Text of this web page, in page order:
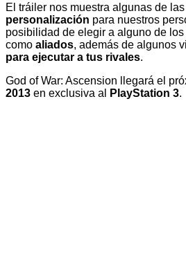
El tráiler nos muestra algunas de
personalización para nuestros
posibilidad de elegir a alguno de los
como aliados, además de algunos
para ejecutar a tus rivales.
God of War: Ascension llegará el
2013 en exclusiva al PlayStation 3.